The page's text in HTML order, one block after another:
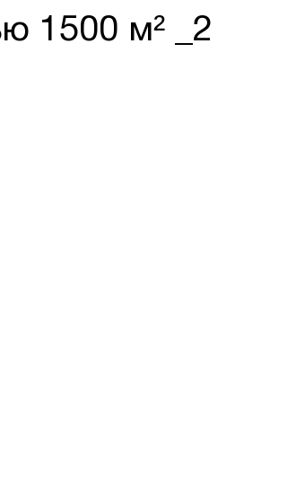
1500 м² _2